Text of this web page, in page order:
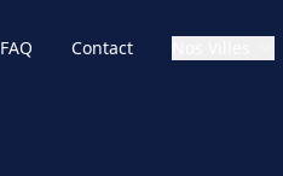
FAQ Contact